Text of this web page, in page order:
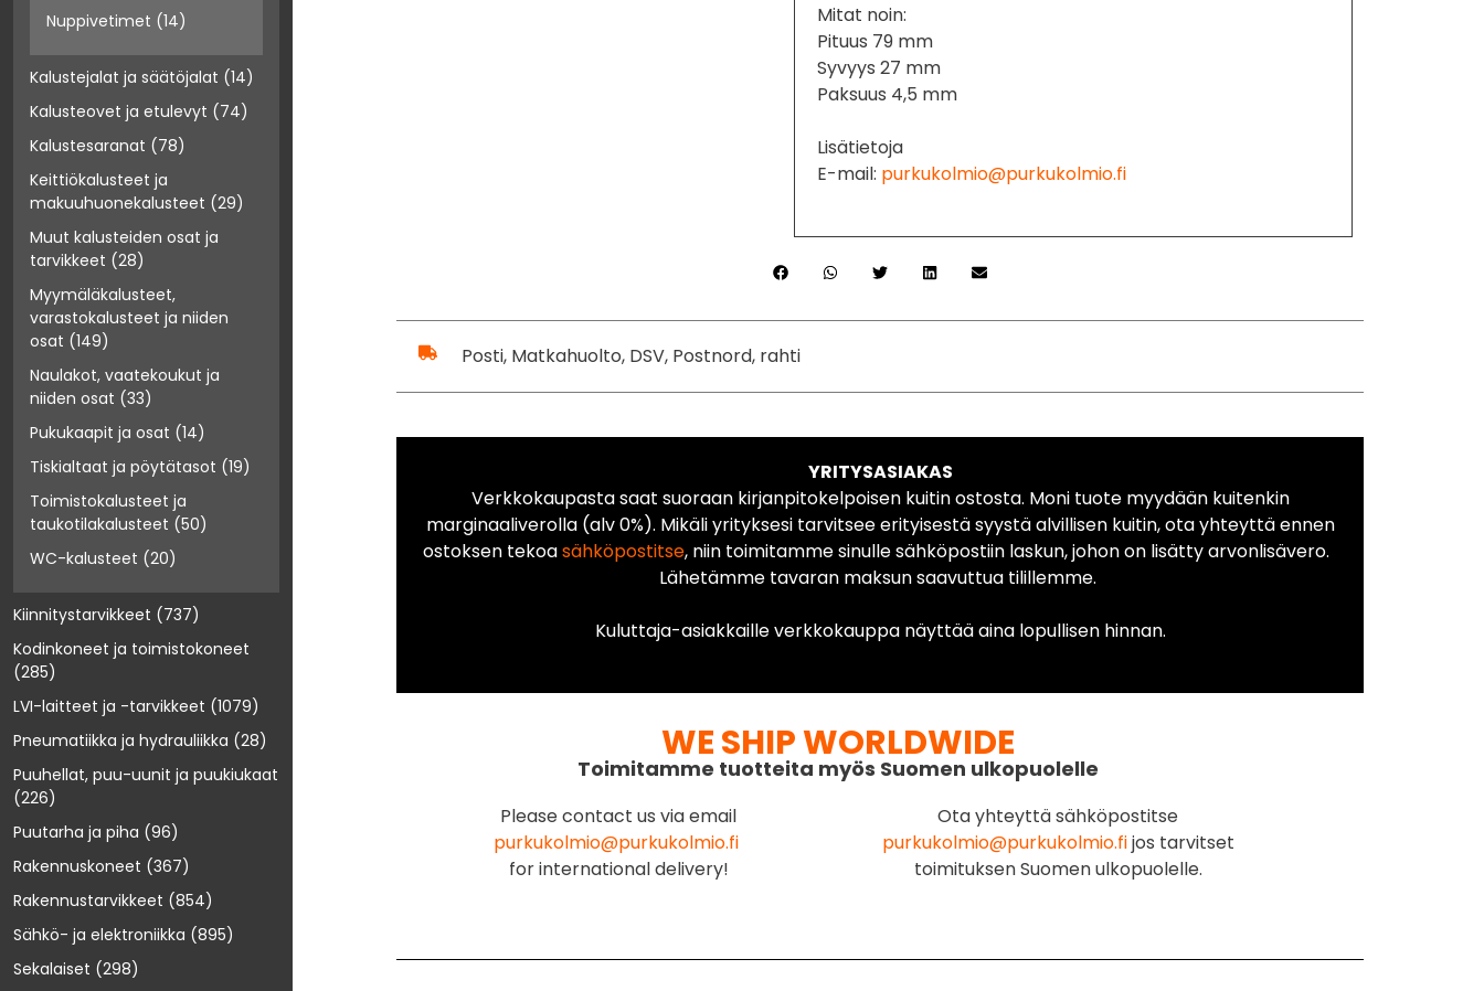
Nuppivetimet (14)
Kalustejalat ja säätöjalat (14)
Kalusteovet ja etulevyt (74)
Kalustesaranat (78)
Keittiökalusteet ja
makuuhuonekalusteet (29)
Muut kalusteiden osat ja
tarvikkeet (28)
Myymäläkalusteet,
varastokalusteet ja niiden
osat (149)
Naulakot, vaatekoukut ja
niiden osat (33)
Pukukaapit ja osat (14)
Tiskialtaat ja pöytätasot (19)
Toimistokalusteet ja
taukotilakalusteet (50)
WC-kalusteet (20)
Kiinnitystarvikkeet (737)
Kodinkoneet ja toimistokoneet
(285)
LVI-laitteet ja -tarvikkeet (1079)
Pneumatiikka ja hydrauliikka (28)
Puuhellat, puu-uunit ja puukiukaat
(226)
Puutarha ja piha (96)
Rakennuskoneet (367)
Rakennustarvikkeet (854)
Sähkö- ja elektroniikka (895)
Sekalaiset (298)
Mitat noin:
Pituus 79 mm
Syvyys 27 mm
Paksuus 4,5 mm
Lisätietoja
E-mail: purkukolmio@purkukolmio.fi
Posti, Matkahuolto, DSV, Postnord, rahti
YRITYSASIAKAS
Verkkokaupasta saat suoraan kirjanpitokelpoisen kuitin ostosta. Moni tuote myydään kuitenkin
marginaaliverolla (alv 0%). Mikäli yrityksesi tarvitsee erityisestä syystä alvillisen kuitin, ota yhteyttä ennen
ostoksen tekoasähköpostitse, niin toimitamme sinulle sähköpostiin laskun, johon on lisätty arvonlisävero.
Lähetämme tavaran maksun saavuttua tilillemme.
Kuluttaja-asiakkaille verkkokauppa näyttää aina lopullisen hinnan.
WE SHIP WORLDWIDE
Toimitamme tuotteita myös Suomen ulkopuolelle
Please contact us via email
purkukolmio@purkukolmio.fi
for international delivery!
Ota yhteyttä sähköpostitse
purkukolmio@purkukolmio.fijos tarvitset
toimituksen Suomen ulkopuolelle.